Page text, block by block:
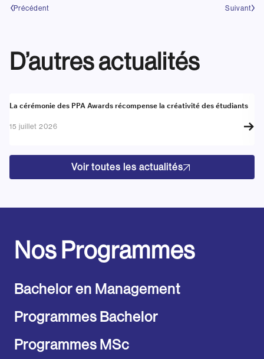
Précédent Suivant
D’autres actualités
Actualité
La cérémonie des PPA Awards récompense la créativité des étudiants
15 juillet 2026
Voir toutes les actualités
Nos Programmes
Bachelor en Management
Programmes Bachelor
Programmes MSc